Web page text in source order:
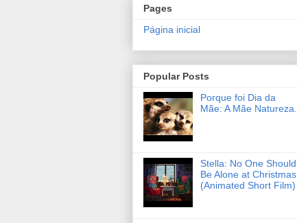
Pages
Página inicial
Popular Posts
Porque foi Dia da
Mãe: A Mãe Natureza.
Stella: No One Should
Be Alone at Christmas
(Animated Short Film)